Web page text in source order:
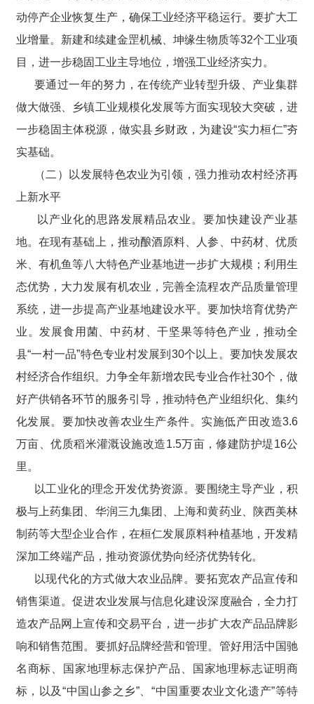
动停产企业恢复生产，确保工业经济平稳运行。要扩大工
业增量。新建和续建金罡机械、坤缘生物质等32个工业项
目，进一步稳固工业主导地位，增强工业经济实力。
要通过一年的努力，在传统产业转型升级、产业集群
做大做强、乡镇工业规模化发展等方面实现较大突破，进
一步稳固主体税源，做实县乡财政，为建设“实力桓仁”夯
实基础。
（二）以发展特色农业为引领，强力推动农村经济再
上新水平
以产业化的思路发展精品农业。要加快建设产业基
地。在现有基础上，推动酿酒原料、人参、中药材、优质
米、有机鱼等八大特色产业基地进一步扩大规模；利用生
态优势，大力发展有机农业，完善全流程农产品质量管理
系统，进一步提高产业基地建设水平。要加快培育优势产
业。发展食用菌、中药材、干坚果等特色产业，推动全
县“一村一品”特色专业村发展到30个以上。要加快发展农
村经济合作组织。力争全年新增农民专业合作社30个，做
好产供销各环节的服务引导，推动特色产业组织化、集约
化发展。要加快改善农业生产条件。实施低产田改造3.6
万亩、优质稻米灌溉设施改造1.5万亩，修建防护堤16公
里。
以工业化的理念开发优势资源。要围绕主导产业，积
极与上药集团、华润三九集团、上海和黄药业、陕西美林
制药等大型企业合作，在桓仁发展原料种植基地，开发精
深加工终端产品，推动资源优势向经济优势转化。
以现代化的方式做大农业品牌。要拓宽农产品宣传和
销售渠道。促进农业发展与信息化建设深度融合，全力打
造农产品网上宣传和交易平台，进一步扩大农产品品牌影
响和销售范围。要抓好品牌经营和管理。管好用活中国驰
名商标、国家地理标志保护产品、国家地理标志证明商
标，以及“中国山参之乡”、“中国重要农业文化遗产”等特